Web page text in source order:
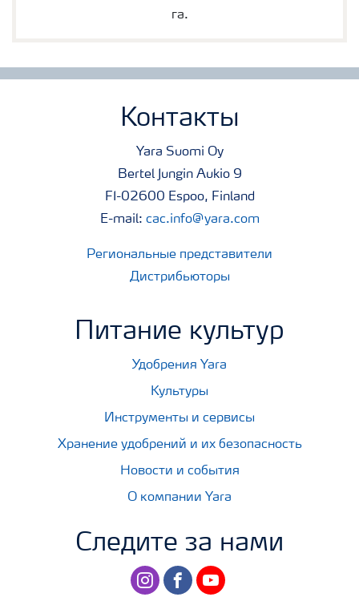
га.
Контакты
Yara Suomi Oy
Bertel Jungin Aukio 9
FI-02600 Espoo, Finland
E-mail: cac.info@yara.com
Региональные представители
Дистрибьюторы
Питание культур
Удобрения Yara
Культуры
Инструменты и сервисы
Хранение удобрений и их безопасность
Новости и события
О компании Yara
Следите за нами
instagramfacebookyoutube